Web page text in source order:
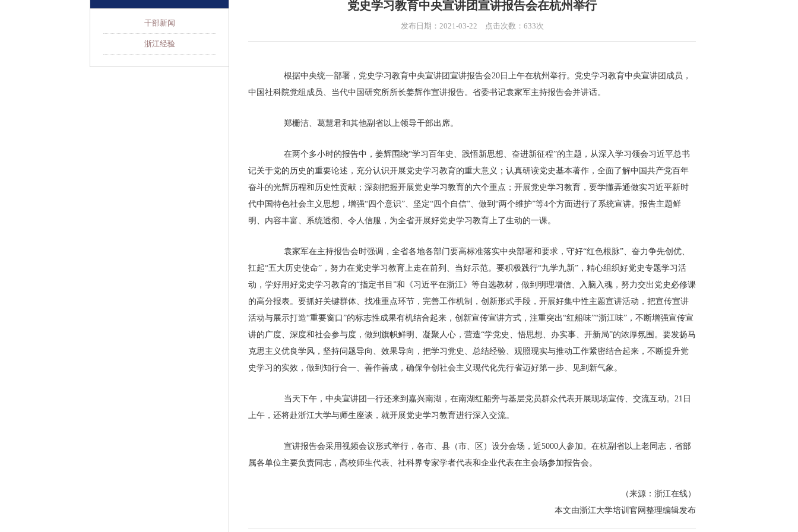
干部新闻
浙江经验
党史学习教育中央宣讲团宣讲报告会在杭州举行
发布日期：2021-03-22 点击次数：633次
根据中央统一部署，党史学习教育中央宣讲团宣讲报告会20日上午在杭州举行。党史学习教育中央宣讲团成员，
中国社科院党组成员、当代中国研究所所长姜辉作宣讲报告。省委书记袁家军主持报告会并讲话。
郑栅洁、葛慧君和其他副省以上领导干部出席。
在两个多小时的报告中，姜辉围绕“学习百年史、践悟新思想、奋进新征程”的主题，从深入学习领会习近平总书
记关于党的历史的重要论述，充分认识开展党史学习教育的重大意义；认真研读党史基本著作，全面了解中国共产党百年
奋斗的光辉历程和历史性贡献；深刻把握开展党史学习教育的六个重点；开展党史学习教育，要学懂弄通做实习近平新时
代中国特色社会主义思想，增强“四个意识”、坚定“四个自信”、做到“两个维护”等4个方面进行了系统宣讲。报告主题鲜
明、内容丰富、系统透彻、令人信服，为全省开展好党史学习教育上了生动的一课。
袁家军在主持报告会时强调，全省各地各部门要高标准落实中央部署和要求，守好“红色根脉”、奋力争先创优、
扛起“五大历史使命”，努力在党史学习教育上走在前列、当好示范。要积极践行“九学九新”，精心组织好党史专题学习活
动，学好用好党史学习教育的“指定书目”和《习近平在浙江》等自选教材，做到明理增信、入脑入魂，努力交出党史必修课
的高分报表。要抓好关键群体、找准重点环节，完善工作机制，创新形式手段，开展好集中性主题宣讲活动，把宣传宣讲
活动与展示打造“重要窗口”的标志性成果有机结合起来，创新宣传宣讲方式，注重突出“红船味”“浙江味”，不断增强宣传宣
讲的广度、深度和社会参与度，做到旗帜鲜明、凝聚人心，营造“学党史、悟思想、办实事、开新局”的浓厚氛围。要发扬马
克思主义优良学风，坚持问题导向、效果导向，把学习党史、总结经验、观照现实与推动工作紧密结合起来，不断提升党
史学习的实效，做到知行合一、善作善成，确保争创社会主义现代化先行省迈好第一步、见到新气象。
当天下午，中央宣讲团一行还来到嘉兴南湖，在南湖红船旁与基层党员群众代表开展现场宣传、交流互动。21日
上午，还将赴浙江大学与师生座谈，就开展党史学习教育进行深入交流。
宣讲报告会采用视频会议形式举行，各市、县（市、区）设分会场，近5000人参加。在杭副省以上老同志，省部
属各单位主要负责同志，高校师生代表、社科界专家学者代表和企业代表在主会场参加报告会。
（来源：浙江在线）
本文由浙江大学培训官网整理编辑发布